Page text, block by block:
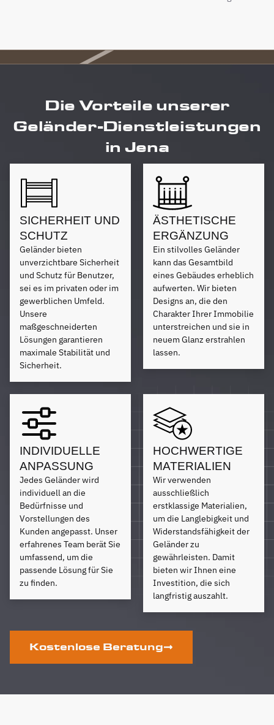
Die Vorteile unserer
Geländer-Dienstleistungen
in Jena
SICHERHEIT UND
SCHUTZ
Geländer bieten
unverzichtbare Sicherheit
und Schutz für Benutzer,
sei es im privaten oder im
gewerblichen Umfeld.
Unsere
maßgeschneiderten
Lösungen garantieren
maximale Stabilität und
Sicherheit.
ÄSTHETISCHE
ERGÄNZUNG
Ein stilvolles Geländer
kann das Gesamtbild
eines Gebäudes erheblich
aufwerten. Wir bieten
Designs an, die den
Charakter Ihrer Immobilie
unterstreichen und sie in
neuem Glanz erstrahlen
lassen.
INDIVIDUELLE
ANPASSUNG
Jedes Geländer wird
individuell an die
Bedürfnisse und
Vorstellungen des
Kunden angepasst. Unser
erfahrenes Team berät Sie
umfassend, um die
passende Lösung für Sie
zu finden.
HOCHWERTIGE
MATERIALIEN
Wir verwenden
ausschließlich
erstklassige Materialien,
um die Langlebigkeit und
Widerstandsfähigkeit der
Geländer zu
gewährleisten. Damit
bieten wir Ihnen eine
Investition, die sich
langfristig auszahlt.
Kostenlose Beratung